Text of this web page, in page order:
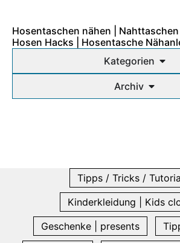
Hosentaschen nähen | Nahttaschen
Hosen Hacks | Hosentasche
Kategorien
Archiv
Tipps / Tricks /
Kinderkleidung | Kids
Geschenke | presents